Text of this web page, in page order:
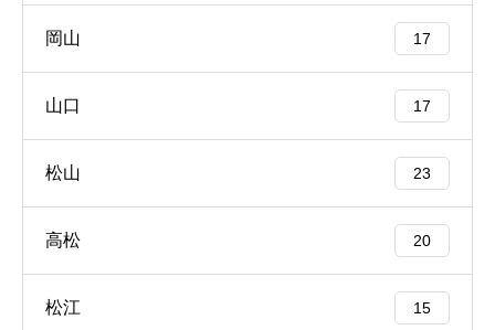
岡山 17
山口 17
松山 23
高松 20
松江 15